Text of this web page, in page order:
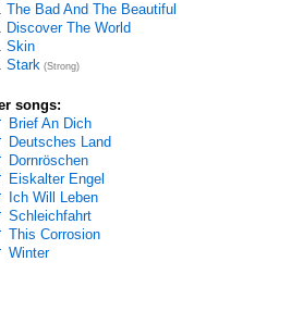
The Bad And The Beautiful
Discover The World
Skin
Stark (Strong)
songs:
Brief An Dich
Deutsches Land
Dornröschen
Eiskalter Engel
Ich Will Leben
Schleichfahrt
This Corrosion
Winter